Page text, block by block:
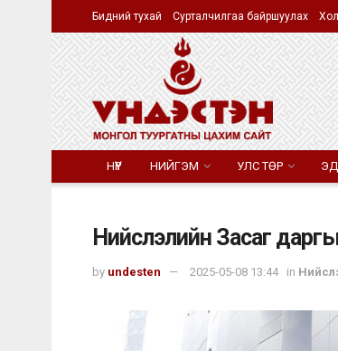
Бидний тухай Сурталчилгаа байршуулах
НҮҮР НИЙГЭМ УЛС ТӨР
Нийслэлийн Засаг
by undesten 2025-05-08 13:44 in